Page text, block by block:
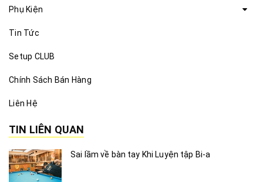
Phụ Kiện
Tin Tức
Setup CLUB
Chính Sách Bán Hàng
Liên Hệ
TIN LIÊN QUAN
Sai lầm về bàn tay Khi Luyện tập Bi-a